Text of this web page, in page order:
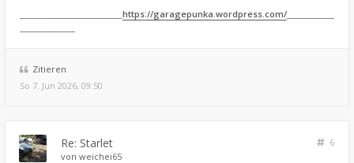
https://garagepunka.wordpress.com/
Zitieren
So 7. Jun 2026, 09:50
Re: Starlet
6
von weichei65